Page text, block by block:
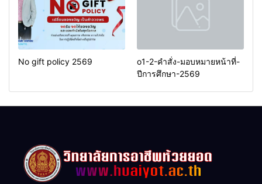
No gift policy 2569
o1-2-คำสั่ง-มอบหมายหน้าที่-
ปีการศึกษา-2569